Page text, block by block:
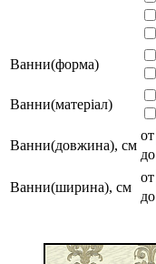
Ванни(форма)
Ванни(матеріал)
Ванни(довжина), см
от
до
Ванни(ширина), см
от
до